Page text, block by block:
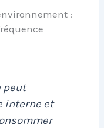
:
peut
interne et